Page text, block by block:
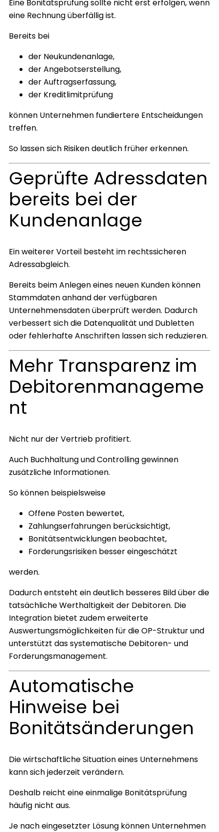
Eine Bonitätsprüfung sollte nicht erst erfolgen, wenn
eine Rechnung überfällig ist.
Bereits bei
der Neukundenanlage,
der Angebotserstellung,
der Auftragserfassung,
der Kreditlimitprüfung
können Unternehmen fundiertere Entscheidungen
treffen.
So lassen sich Risiken deutlich früher erkennen.
Geprüfte Adressdaten
bereits bei der
Kundenanlage
Ein weiterer Vorteil besteht im rechtssicheren
Adressabgleich.
Bereits beim Anlegen eines neuen Kunden können
Stammdaten anhand der verfügbaren
Unternehmensdaten überprüft werden. Dadurch
verbessert sich die Datenqualität und Dubletten
oder fehlerhafte Anschriften lassen sich reduzieren.
Mehr Transparenz im
Debitorenmanageme
nt
Nicht nur der Vertrieb profitiert.
Auch Buchhaltung und Controlling gewinnen
zusätzliche Informationen.
So können beispielsweise
Offene Posten bewertet,
Zahlungserfahrungen berücksichtigt,
Bonitätsentwicklungen beobachtet,
Forderungsrisiken besser eingeschätzt
werden.
Dadurch entsteht ein deutlich besseres Bild über die
tatsächliche Werthaltigkeit der Debitoren. Die
Integration bietet zudem erweiterte
Auswertungsmöglichkeiten für die OP-Struktur und
unterstützt das systematische Debitoren- und
Forderungsmanagement.
Automatische
Hinweise bei
Bonitätsänderungen
Die wirtschaftliche Situation eines Unternehmens
kann sich jederzeit verändern.
Deshalb reicht eine einmalige Bonitätsprüfung
häufig nicht aus.
Je nach eingesetzter Lösung können Unternehmen